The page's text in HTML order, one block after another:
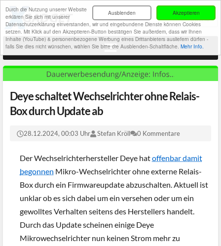
Akzeptieren
Ausblenden
Durch die Nutzung unserer Website
erklären Sie sich mit unserer
Datenschutzerklärung einverstanden, wir und eingebundene Dienste können Cookies
setzen. Mit Klick auf den Akzeptieren-Button bestätigen Sie außerdem, dass wir Ihnen
Inhalte (YouTube) & personenbezogene Werbung eines Drittanbieters ausliefern dürfen -
falls Sie dies nicht wünschen, wählen Sie bitte die Ausblenden-Schaltfläche. Mehr Info.
Deye schaltet Wechselrichter ohne Relais-
Box durch Update ab
28.12.2024, 00:03 Uhr Stefan Kröll 0 Kommentare
Der Wechselrichterhersteller Deye hatoffenbar damit
begonnen Mikro-Wechselrichter ohne externe Relais-
Box durch ein Firmwareupdate abzuschalten. Aktuell ist
unklar ob es sich dabei um ein versehen oder um ein
gewolltes Verhalten seitens des Herstellers handelt.
Durch das Update scheinen einige Deye
Mikrowechselrichter nun keinen Strom mehr zu